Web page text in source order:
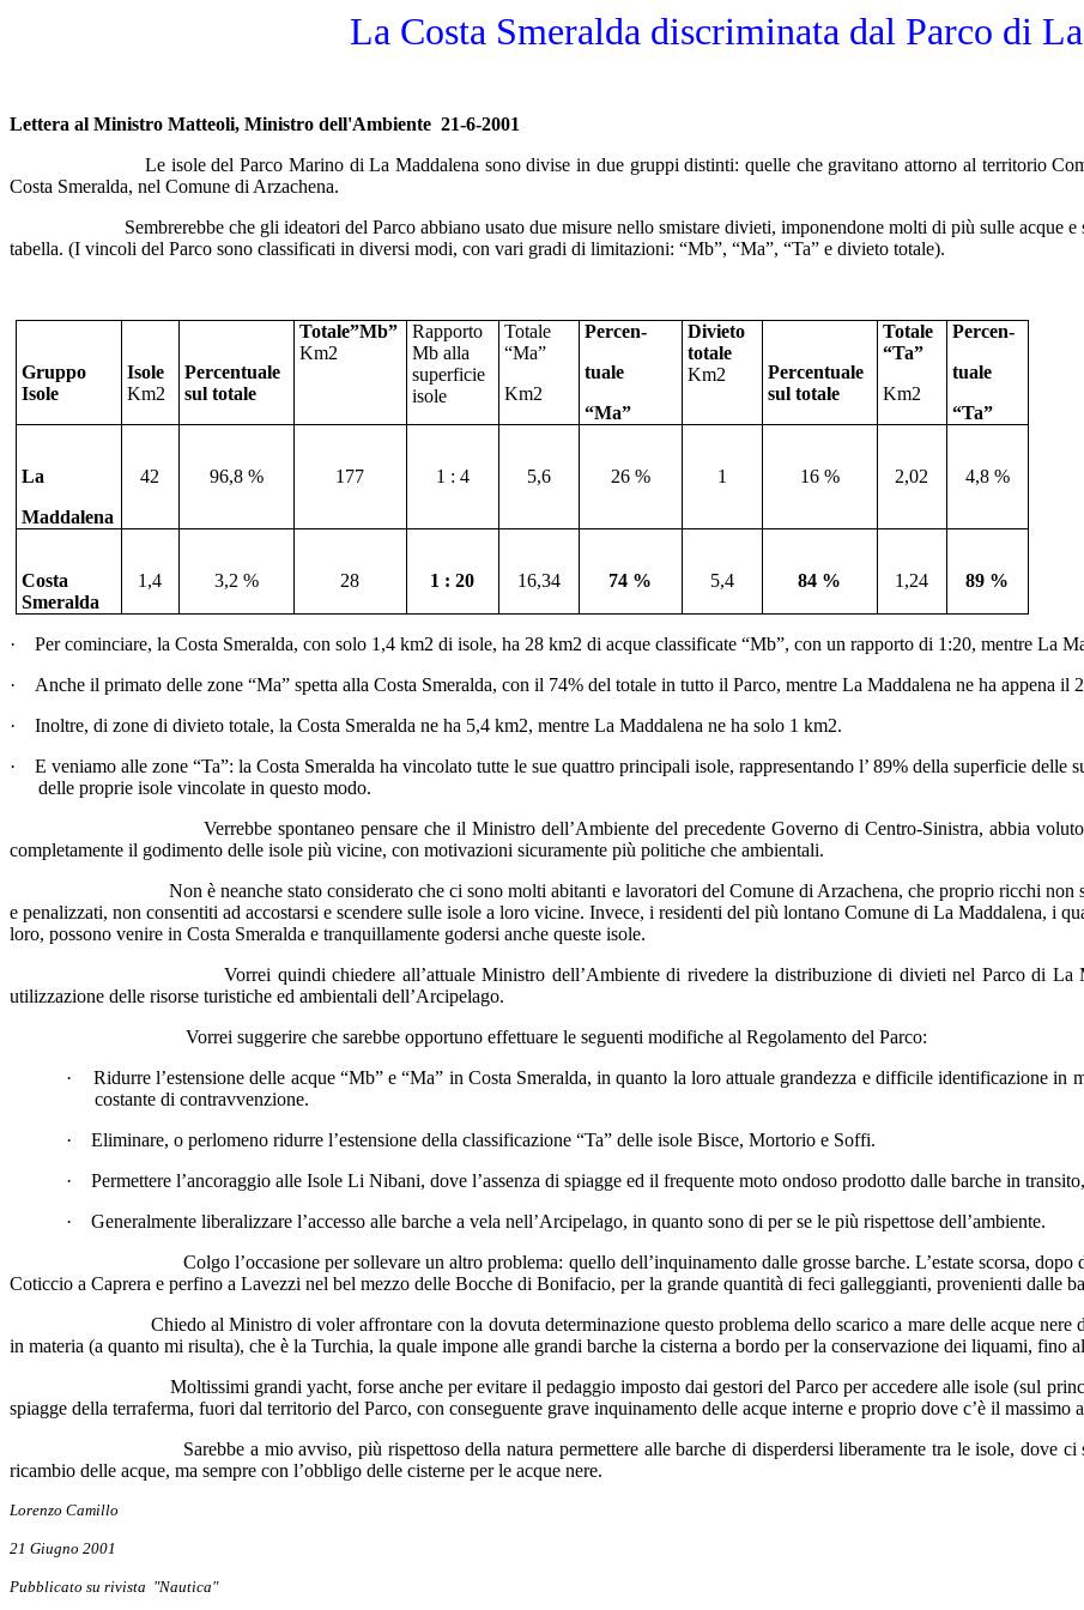
La Costa Smeralda discriminata dal Parco di
Lettera al Ministro Matteoli, Ministro dell'Ambiente 21-6-2001
Le isole del Parco Marino di La Maddalena sono divise in due gruppi distinti: quelle che gravitano attorno al territorio
Costa Smeralda, nel Comune di Arzachena.
Sembrerebbe che gli ideatori del Parco abbiano usato due misure nello smistare divieti, imponendone molti di più sulle acque
tabella. (I vincoli del Parco sono classificati in diversi modi, con vari gradi di limitazioni: “Mb”, “Ma”, “Ta” e divieto totale).
Gruppo
Isole
Isole
Km2
Percentuale
sul totale
Totale”Mb”
Km2
Rapporto
Mb alla
superficie
isole
Totale
“Ma”
Km2
Percen-
tuale
“Ma”
Divieto
totale
Km2
Percentuale
sul totale
Totale
“Ta”
Km2
Percen-
tuale
“Ta”
La
Maddalena
42 96,8 % 177 1 : 4 5,6 26 % 1 16 % 2,02 4,8 %
Costa
Smeralda
1,4 3,2 % 28 1 : 20 16,34 74 % 5,4 84 % 1,24 89 %
·
Per cominciare, la Costa Smeralda, con solo 1,4 km2 di isole, ha 28 km2 di acque classificate “Mb”, con un rapporto di 1:20, mentre La
·
Anche il primato delle zone “Ma” spetta alla Costa Smeralda, con il 74% del totale in tutto il Parco, mentre La Maddalena ne ha appena il
·
Inoltre, di zone di divieto totale, la Costa Smeralda ne ha 5,4 km2, mentre La Maddalena ne ha solo 1 km2.
·
E veniamo alle zone “Ta”: la Costa Smeralda ha vincolato tutte le sue quattro principali isole, rappresentando l’ 89% della superficie
delle proprie isole vincolate in questo modo.
Verrebbe spontaneo pensare che il Ministro dell’Ambiente del precedente Governo di Centro-Sinistra, abbia
completamente il godimento delle isole più vicine, con motivazioni sicuramente più politiche che ambientali.
Non è neanche stato considerato che ci sono molti abitanti e lavoratori del Comune di Arzachena, che proprio ricchi
e penalizzati, non consentiti ad accostarsi e scendere sulle isole a loro vicine. Invece, i residenti del più lontano Comune di La Maddalena, i
loro, possono venire in Costa Smeralda e tranquillamente godersi anche queste isole.
Vorrei quindi chiedere all’attuale Ministro dell’Ambiente di rivedere la distribuzione di divieti nel Parco di La
utilizzazione delle risorse turistiche ed ambientali dell’Arcipelago.
Vorrei suggerire che sarebbe opportuno effettuare le seguenti modifiche al Regolamento del Parco:
·
Ridurre l’estensione delle acque “Mb” e “Ma” in Costa Smeralda, in quanto la loro attuale grandezza e difficile identificazione
costante di contravvenzione.
·
Eliminare, o perlomeno ridurre l’estensione della classificazione “Ta” delle isole Bisce, Mortorio e Soffi.
·
Permettere l’ancoraggio alle Isole Li Nibani, dove l’assenza di spiagge ed il frequente moto ondoso prodotto dalle barche in
·
Generalmente liberalizzare l’accesso alle barche a vela nell’Arcipelago, in quanto sono di per se le più rispettose dell’ambiente.
Colgo l’occasione per sollevare un altro problema: quello dell’inquinamento dalle grosse barche. L’estate scorsa,
Coticcio a Caprera e perfino a Lavezzi nel bel mezzo delle Bocche di Bonifacio, per la grande quantità di feci galleggianti, provenienti dalle
Chiedo al Ministro di voler affrontare con la dovuta determinazione questo problema dello scarico a mare delle acque
in materia (a quanto mi risulta), che è la Turchia, la quale impone alle grandi barche la cisterna a bordo per la conservazione dei liquami, fino
Moltissimi grandi yacht, forse anche per evitare il pedaggio imposto dai gestori del Parco per accedere alle isole (sul
spiagge della terraferma, fuori dal territorio del Parco, con conseguente grave inquinamento delle acque interne e proprio dove c’è il massimo
Sarebbe a mio avviso, più rispettoso della natura permettere alle barche di disperdersi liberamente tra le isole, dove
ricambio delle acque, ma sempre con l’obbligo delle cisterne per le acque nere.
Lorenzo Camillo
21 Giugno 2001
Pubblicato su rivista "Nautica"